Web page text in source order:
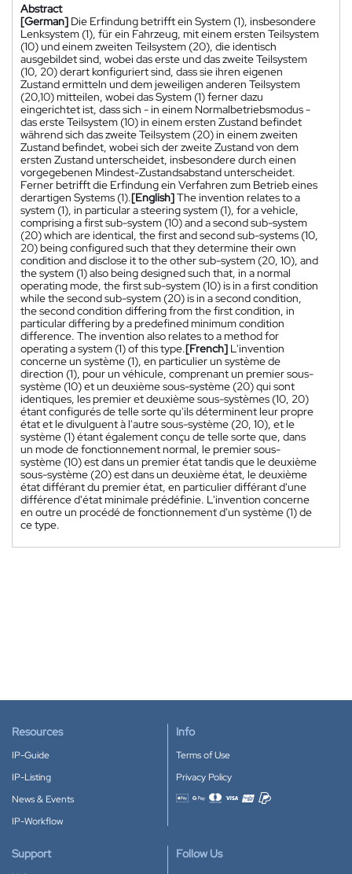
Abstract
[German] Die Erfindung betrifft ein System (1), insbesondere
Lenksystem (1), für ein Fahrzeug, mit einem ersten Teilsystem
(10) und einem zweiten Teilsystem (20), die identisch
ausgebildet sind, wobei das erste und das zweite Teilsystem
(10, 20) derart konfiguriert sind, dass sie ihren eigenen
Zustand ermitteln und dem jeweiligen anderen Teilsystem
(20,10) mitteilen, wobei das System (1) ferner dazu
eingerichtet ist, dass sich - in einem Normalbetriebsmodus -
das erste Teilsystem (10) in einem ersten Zustand befindet
während sich das zweite Teilsystem (20) in einem zweiten
Zustand befindet, wobei sich der zweite Zustand von dem
ersten Zustand unterscheidet, insbesondere durch einen
vorgegebenen Mindest-Zustandsabstand unterscheidet.
Ferner betrifft die Erfindung ein Verfahren zum Betrieb eines
derartigen Systems (1).[English]The invention relates to a
system (1), in particular a steering system (1), for a vehicle,
comprising a first sub-system (10) and a second sub-system
(20) which are identical, the first and second sub-systems (10,
20) being configured such that they determine their own
condition and disclose it to the other sub-system (20, 10), and
the system (1) also being designed such that, in a normal
operating mode, the first sub-system (10) is in a first condition
while the second sub-system (20) is in a second condition,
the second condition differing from the first condition, in
particular differing by a predefined minimum condition
difference. The invention also relates to a method for
operating a system (1) of this type.[French] L'invention
concerne un système (1), en particulier un système de
direction (1), pour un véhicule, comprenant un premier sous-
système (10) et un deuxième sous-système (20) qui sont
identiques, les premier et deuxième sous-systèmes (10, 20)
étant configurés de telle sorte qu'ils déterminent leur propre
état et le divulguent à l'autre sous-système (20, 10), et le
système (1) étant également conçu de telle sorte que, dans
un mode de fonctionnement normal, le premier sous-
système (10) est dans un premier état tandis que le deuxième
sous-système (20) est dans un deuxième état, le deuxième
état différant du premier état, en particulier différant d'une
différence d'état minimale prédéfinie. L'invention concerne
en outre un procédé de fonctionnement d'un système (1) de
ce type.
Resources
IP-Guide
IP-Listing
News & Events
IP-Workflow
Info
Terms of Use
Privacy Policy
Accepted payment methods
Support Follow Us